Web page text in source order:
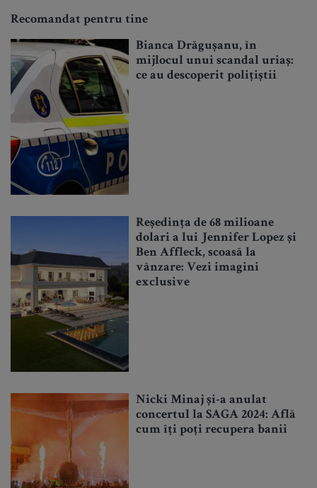
Recomandat pentru tine
Bianca Drăgușanu, în
mijlocul unui scandal uriaș:
ce au descoperit polițiștii
Reședința de 68 milioane
dolari a lui Jennifer Lopez și
Ben Affleck, scoasă la
vânzare: Vezi imagini
exclusive
Nicki Minaj și-a anulat
concertul la SAGA 2024: Află
cum îți poți recupera banii